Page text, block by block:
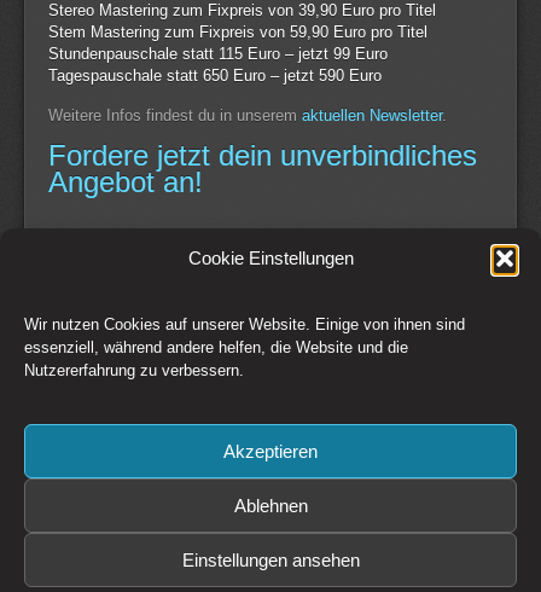
Cookie Einstellungen
Wir nutzen Cookies auf unserer Website. Einige von ihnen sind
essenziell, während andere helfen, die Website und die
Nutzererfahrung zu verbessern.
Akzeptieren
Ablehnen
Einstellungen ansehen
Stereo Mastering zum Fixpreis von 39,90 Euro pro Titel
Stem Mastering zum Fixpreis von 59,90 Euro pro Titel
Stundenpauschale statt 115 Euro – jetzt 99 Euro
Tagespauschale statt 650 Euro – jetzt 590 Euro
Weitere Infos findest du in unserem aktuellen Newsletter.
Fordere jetzt dein unverbindliches
Angebot an!
Continue Reading
Switch to Desktop Version
Copyright © 1993-2026 CSM Production GmbH Österreich - Creative
Solutions + Media
Preise zzgl. 20% MwSt. Irrtümer und Änderungen vorbehalten. Es gelten
der CSM Production GmbH
Bildrechte: CSM Production GmbH, Fotolia / Adobe Stock, sofern nicht
anders angegeben.
Diese Website ist durch reCAPTCHA geschützt und es gelten die